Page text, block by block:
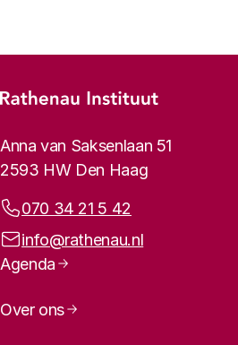
Footer-menu
Rathenau logo, naar de homepage
Contactinformatie
Anna van Saksenlaan 51
2593 HW Den Haag
Telefoonnummer:
070 34 21 5 42
E-mailadres:
info@rathenau.nl
Paginanavigatie
Agenda
Over ons